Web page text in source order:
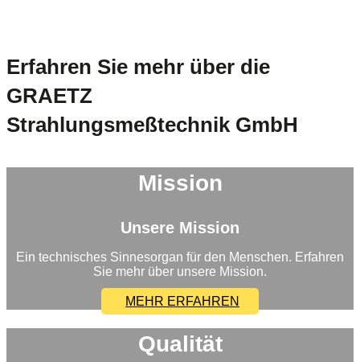
Erfahren Sie mehr über die
GRAETZ
Strahlungsmeßtechnik GmbH
Mission
Unsere Mission
Ein technisches Sinnesorgan für den Menschen. Erfahren
Sie mehr über unsere Mission.
MEHR ERFAHREN
Qualität